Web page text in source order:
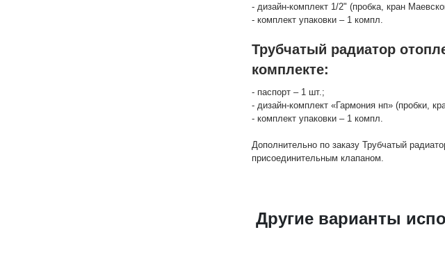
- дизайн-комплект 1/2" (пробка, кран
- комплект упаковки – 1 компл.
Трубчатый радиатор
комплекте:
- паспорт – 1 шт.;
- дизайн-комплект «Гармония нп» (пробки,
- комплект упаковки – 1 компл.
Дополнительно по заказу Трубчатый
присоединительным клапаном.
Другие варианты